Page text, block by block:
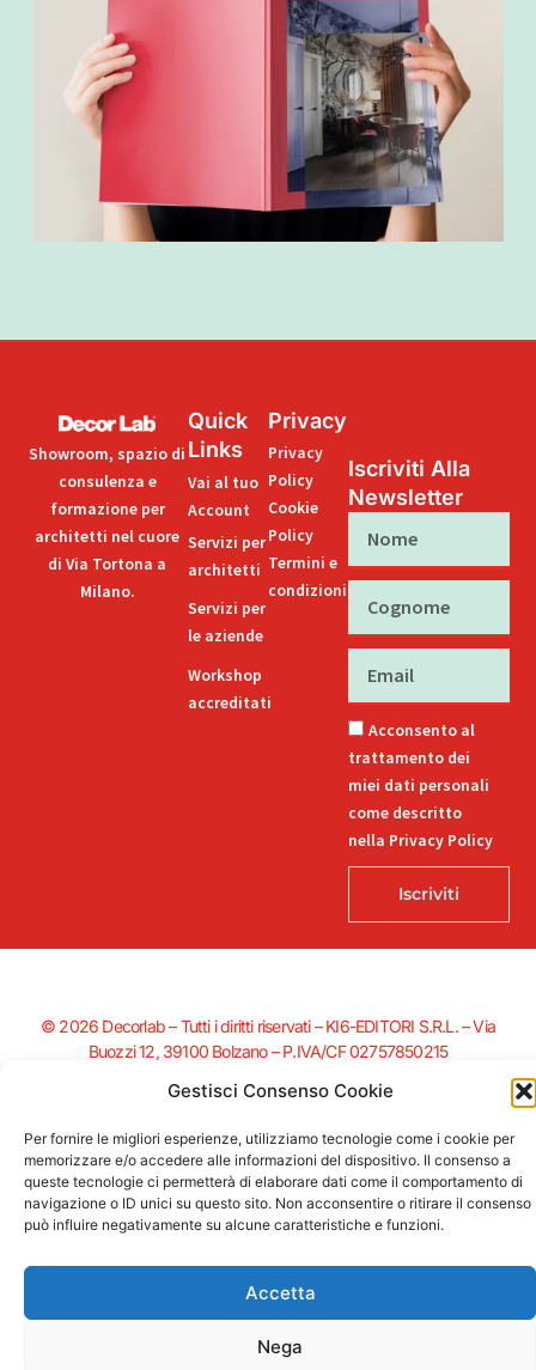
Gestisci Consenso Cookie
Per fornire le migliori esperienze, utilizziamo tecnologie come i cookie per
memorizzare e/o accedere alle informazioni del dispositivo. Il consenso a
queste tecnologie ci permetterà di elaborare dati come il comportamento di
navigazione o ID unici su questo sito. Non acconsentire o ritirare il consenso
può influire negativamente su alcune caratteristiche e funzioni.
Accetta
Nega
Showroom, spazio di
consulenza e
formazione per
architetti nel cuore
di Via Tortona a
Milano.
Quick
Links
Vai al tuo
Account
Servizi per
architetti
Servizi per
le aziende
Workshop
accreditati
Privacy
Privacy
Policy
Cookie
Policy
Termini e
condizioni
Iscriviti Alla
Newsletter
Acconsento al
trattamento dei
miei dati personali
come descritto
nella Privacy Policy
Iscriviti
© 2026 Decorlab – Tutti i diritti riservati – KI6-EDITORI S.R.L. – Via
Buozzi 12, 39100 Bolzano – P.IVA/CF 02757850215
k
e
d
i
n
i
a
e
b
o
o
k
f
n
t
a
g
r
a
i
t
o
k
i
t
e
r
e
s
Supportato dalla Provincia di Bolzano con ricerca e sviluppo Fascicolo
n. 71.06.2024.00548 Provvedimento concessivo: decreto del
12.11.2024, n. 18632/2024